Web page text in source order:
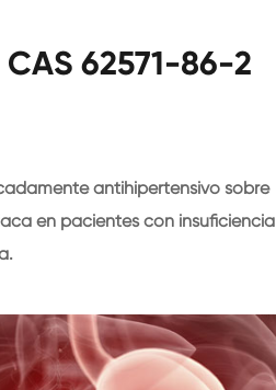
62571-86-2
antihipertensivo sobre
en pacientes con insuficiencia